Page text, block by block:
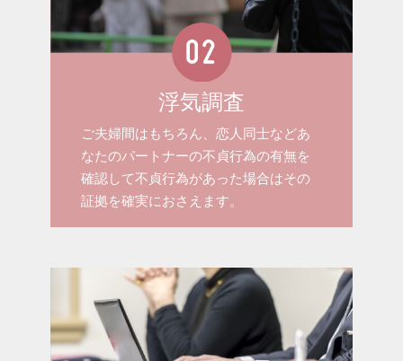
浮気調査
ご夫婦間はもちろん、恋人同士などあ
なたのパートナーの不貞行為の有無を
確認して不貞行為があった場合はその
証拠を確実におさえます。